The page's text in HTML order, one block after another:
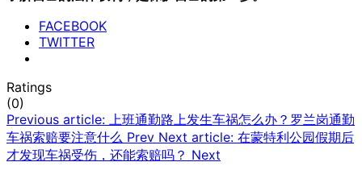
FACEBOOK
TWITTER
Ratings
(0)
Previous article: 上班通勤路上发生车祸怎么办？罗兰岗通勤
车祸索赔要注意什么 Prev Next article: 在蒙特利公园假期后
才发现车祸受伤，还能索赔吗？ Next